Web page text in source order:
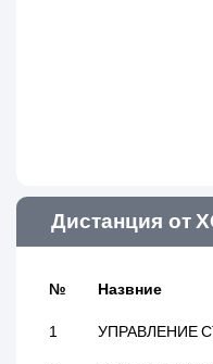
Дистанция от
№ Назвние
1 УПРАВЛЕНИЕ